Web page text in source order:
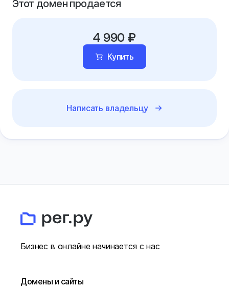
Этот домен продается
4 990 ₽
Купить
Написать владельцу
Бизнес в онлайне начинается с нас
Домены и сайты